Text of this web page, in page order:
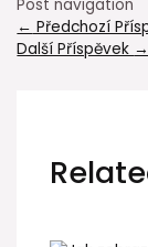
Post navigation
← Předchozí
Další Příspěvek →